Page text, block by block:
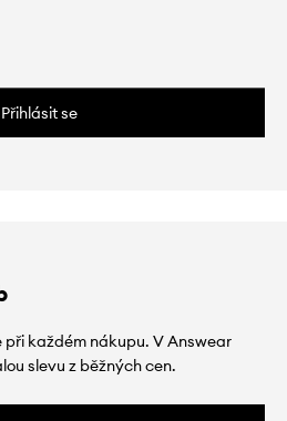
Přihlásit se
každém nákupu. V Answear
slevu z běžných cen.